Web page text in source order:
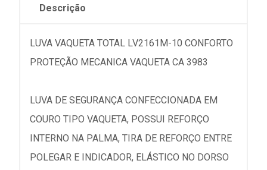
Descrição
LUVA VAQUETA TOTAL LV2161M-10 CONFORTO
PROTEÇÃO MECANICA VAQUETA CA 3983
LUVA DE SEGURANÇA CONFECCIONADA EM
COURO TIPO VAQUETA, POSSUI REFORÇO
INTERNO NA PALMA, TIRA DE REFORÇO ENTRE
POLEGAR E INDICADOR, ELÁSTICO NO DORSO